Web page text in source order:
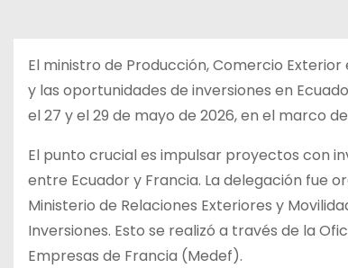
El ministro de Producción, Comercio
y las oportunidades de inversiones en
el 27 y el 29 de mayo de 2026, en el marco
El punto crucial es impulsar proyectos con
entre Ecuador y Francia. La delegación fue
Ministerio de Relaciones Exteriores y
Inversiones. Esto se realizó a través de la
Empresas de Francia (Medef).